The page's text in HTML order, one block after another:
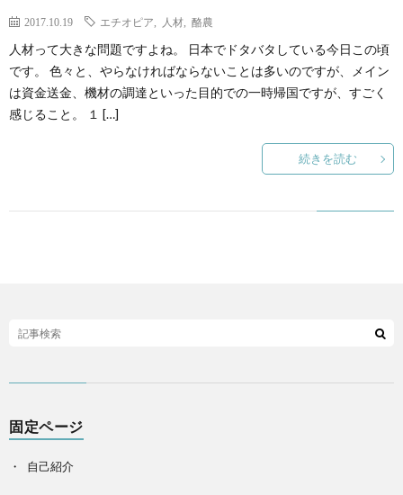
2017.10.19 エチオピア 人材 酪農
人材って大きな問題ですよね。 日本でドタバタしている今日この頃
です。 色々と、やらなければならないことは多いのですが、メイン
は資金送金、機材の調達といった目的での一時帰国ですが、すごく
感じること。 １ […]
続きを読む
固定ページ
自己紹介